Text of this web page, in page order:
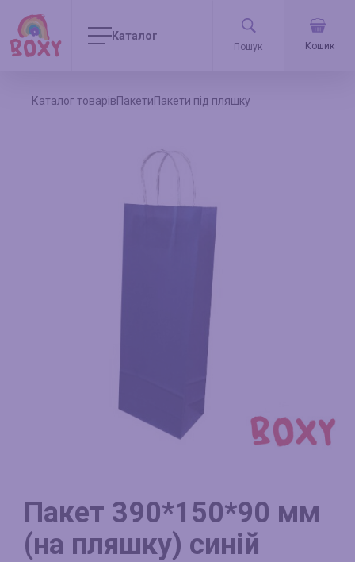
Каталог
Кошик
Каталог товарівПакетиПакети під пляшку
Пакет 390*150*90 мм
(на пляшку) синій